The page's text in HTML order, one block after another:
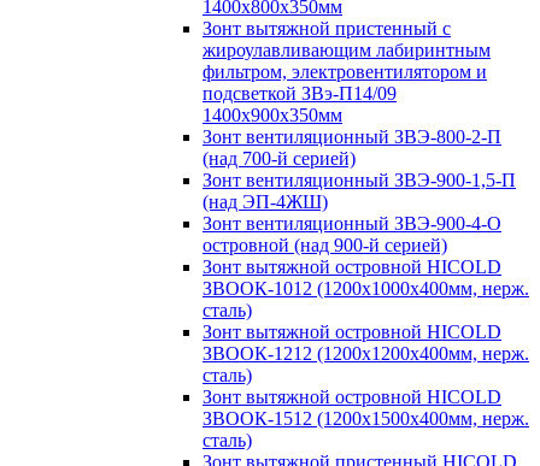
1400х800х350мм
Зонт вытяжной пристенный с
жироулавливающим лабиринтным
фильтром, электровентилятором и
подсветкой ЗВэ-П14/09
1400х900х350мм
Зонт вентиляционный ЗВЭ-800-2-П
(над 700-й серией)
Зонт вентиляционный ЗВЭ-900-1,5-П
(над ЭП-4ЖШ)
Зонт вентиляционный ЗВЭ-900-4-О
островной (над 900-й серией)
Зонт вытяжной островной HICOLD
ЗВООК-1012 (1200х1000х400мм, нерж.
сталь)
Зонт вытяжной островной HICOLD
ЗВООК-1212 (1200x1200x400мм, нерж.
сталь)
Зонт вытяжной островной HICOLD
ЗВООК-1512 (1200х1500х400мм, нерж.
сталь)
Зонт вытяжной пристенный HICOLD